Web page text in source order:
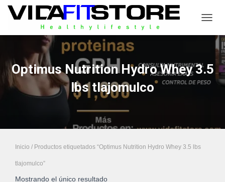
Optimus Nutrition Hydro Whey 3.5
lbs tlajomulco
Inicio / Productos etiquetados “Optimus Nutrition Hydro Whey 3.5 lbs
tlajomulco”
Mostrando el único resultado